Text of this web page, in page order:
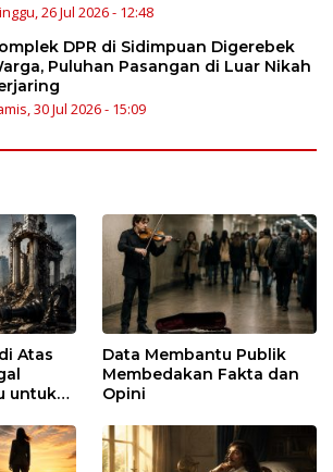
26 Jul 2026 - 12:48
DPR di Sidimpuan Digerebek
Puluhan Pasangan di Luar Nikah
30 Jul 2026 - 15:09
Atas
untuk
Data Membantu Publik
Membedakan Fakta dan
Opini